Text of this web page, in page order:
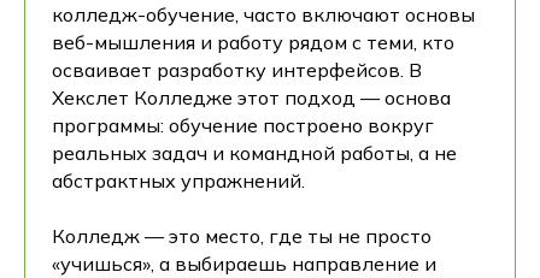
колледж-обучение, часто включают основы
веб-мышления и работу рядом с теми, кто
осваивает разработку интерфейсов. В
Хекслет Колледже этот подход — основа
программы: обучение построено вокруг
реальных задач и командной работы, а не
абстрактных упражнений.
Колледж — это место, где ты не просто
«учишься», а выбираешь направление и